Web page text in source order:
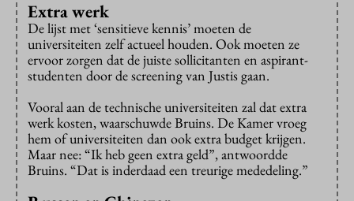
Extra werk
De lijst met ‘sensitieve kennis’ moeten de
universiteiten zelf actueel houden. Ook moeten ze
ervoor zorgen dat de juiste sollicitanten en aspirant-
studenten door de screening van Justis gaan.
Vooral aan de technische universiteiten zal dat extra
werk kosten, waarschuwde Bruins. De Kamer vroeg
hem of universiteiten dan ook extra budget krijgen.
Maar nee: “Ik heb geen extra geld”, antwoordde
Bruins. “Dat is inderdaad een treurige mededeling.”